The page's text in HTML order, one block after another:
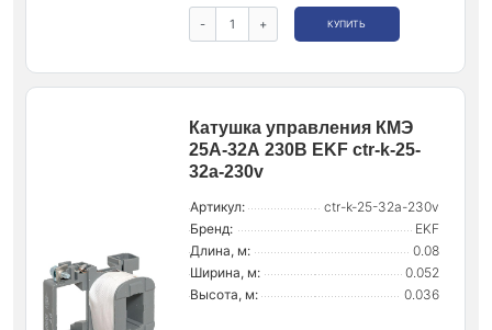
- + КУПИТЬ
Катушка управления КМЭ
25А-32А 230В EKF ctr-k-25-
32a-230v
Артикул:
ctr-k-25-32a-230v
Бренд:
EKF
Длина, м:
0.08
Ширина, м:
0.052
Высота, м:
0.036